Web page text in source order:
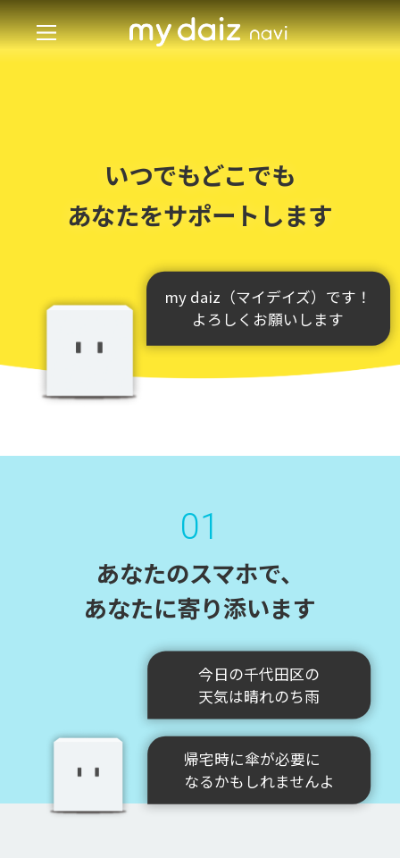
いつでもどこでも
あなたをサポートします
my daiz（マイデイズ）です！
よろしくお願いします
01
あなたのスマホで、
あなたに寄り添います
今日の千代田区の
天気は晴れのち雨
帰宅時に傘が必要に
なるかもしれませんよ